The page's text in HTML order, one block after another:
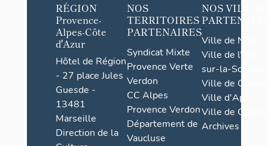
RÉGION
Provence-
Alpes-Côte
d'Azur
Hôtel de Région
- 27 place Jules
Guesde -
13481
Marseille
Direction de la
NOS
TERRITOIRES
PARTENAIRES
Syndicat Mixte
Provence Verte
Verdon
CC Alpes
Provence Verdon
Département de
Vaucluse
NOS VILLES
Ville de Nice
Ville de l'Isle-
sur-la-Sorgue
Ville de Grasse
Ville d'Apt
Ville de
Archives